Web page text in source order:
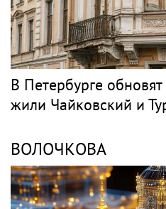
Игорь Бутман
Бразилии и Никарагуа